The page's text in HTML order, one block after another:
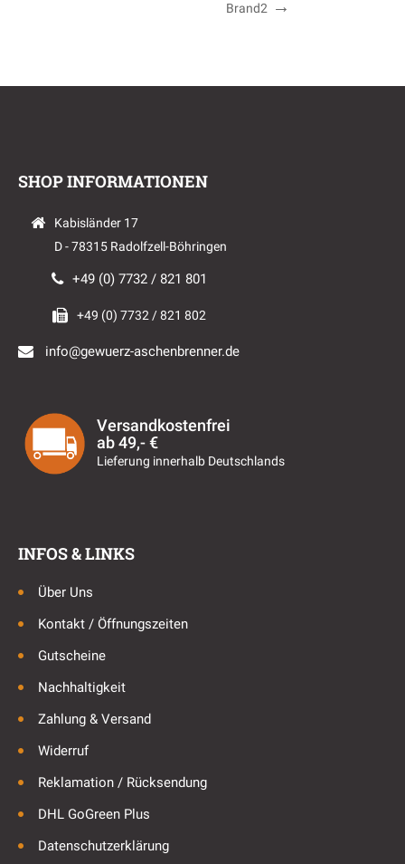
Brand2
SHOP INFORMATIONEN
Kabisländer 17
D - 78315 Radolfzell-Böhringen
+49 (0) 7732 / 821 801
+49 (0) 7732 / 821 802
info@gewuerz-aschenbrenner.de
Versandkostenfrei
ab 49,- €
Lieferung innerhalb Deutschlands
INFOS & LINKS
Über Uns
Kontakt / Öffnungszeiten
Gutscheine
Nachhaltigkeit
Zahlung & Versand
Widerruf
Reklamation / Rücksendung
DHL GoGreen Plus
Datenschutzerklärung